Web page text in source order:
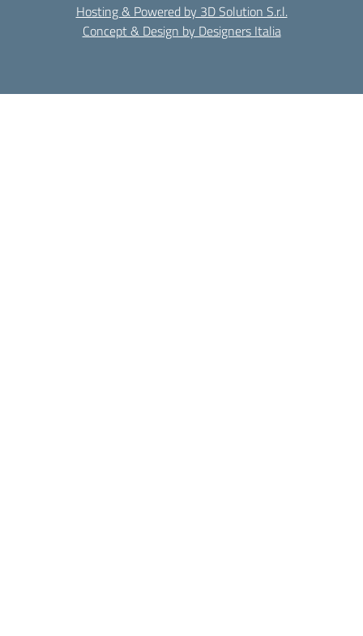
Hosting & Powered by 3D Solution S.r.l.
Concept & Design by Designers Italia